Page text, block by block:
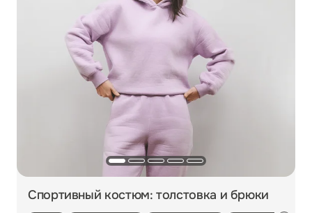
Спортивный костюм: толстовка и брюки